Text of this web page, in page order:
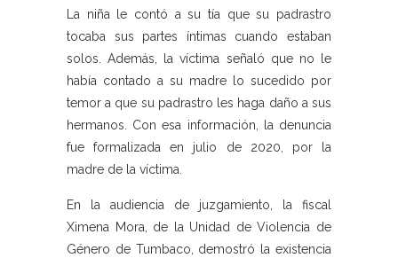
La niña le contó a su tía que su padrastro
tocaba sus partes íntimas cuando estaban
solos. Además, la víctima señaló que no le
había contado a su madre lo sucedido por
temor a que su padrastro les haga daño a sus
hermanos. Con esa información, la denuncia
fue formalizada en julio de 2020, por la
madre de la víctima.
En la audiencia de juzgamiento, la fiscal
Ximena Mora, de la Unidad de Violencia de
Género de Tumbaco, demostró la existencia